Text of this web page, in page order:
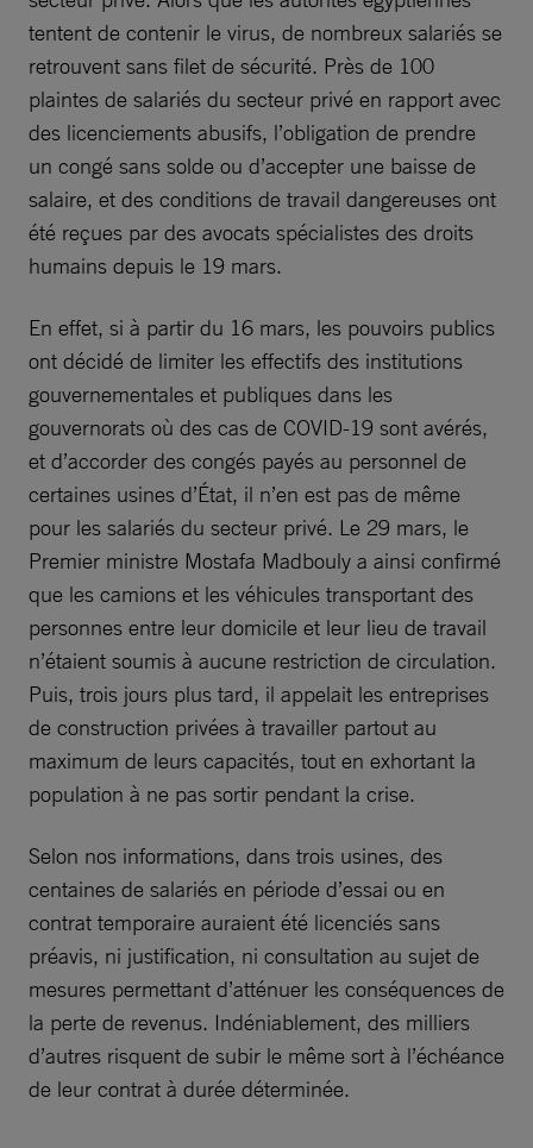
tentent de contenir le virus, de nombreux salariés se
retrouvent sans filet de sécurité. Près de 100
plaintes de salariés du secteur privé en rapport avec
des licenciements abusifs, l’obligation de prendre
un congé sans solde ou d’accepter une baisse de
salaire, et des conditions de travail dangereuses ont
été reçues par des avocats spécialistes des droits
humains depuis le 19 mars.
En effet, si à partir du 16 mars, les pouvoirs publics
ont décidé de limiter les effectifs des institutions
gouvernementales et publiques dans les
gouvernorats où des cas de COVID-19 sont avérés,
et d’accorder des congés payés au personnel de
certaines usines d’État, il n’en est pas de même
pour les salariés du secteur privé. Le 29 mars, le
Premier ministre Mostafa Madbouly a ainsi confirmé
que les camions et les véhicules transportant des
personnes entre leur domicile et leur lieu de travail
n’étaient soumis à aucune restriction de circulation.
Puis, trois jours plus tard, il appelait les entreprises
de construction privées à travailler partout au
maximum de leurs capacités, tout en exhortant la
population à ne pas sortir pendant la crise.
Selon nos informations, dans trois usines, des
centaines de salariés en période d’essai ou en
contrat temporaire auraient été licenciés sans
préavis, ni justification, ni consultation au sujet de
mesures permettant d’atténuer les conséquences de
la perte de revenus. Indéniablement, des milliers
d’autres risquent de subir le même sort à l’échéance
de leur contrat à durée déterminée.